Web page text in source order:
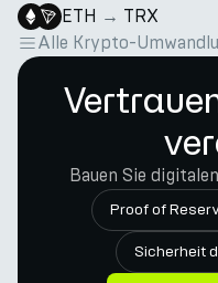
ETH → TRX
Alle Krypto-
Bauen Sie
Proof of
Sicherheit